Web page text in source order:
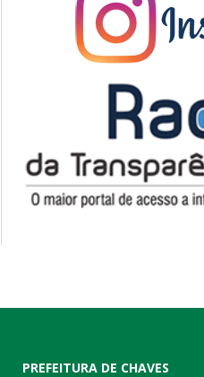
PREFEITURA DE CHAVES